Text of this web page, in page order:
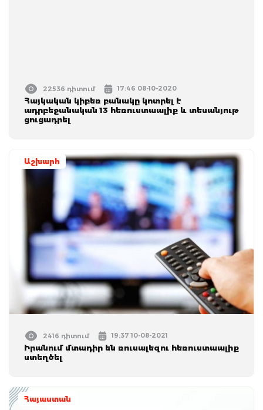
22536 դիտում 17:46 08-10-2020
Հայկական կիբեռ բանակը կոտրել է
ադրբեջանական 13 հեռուստաալիք և տեսանյութ
ցուցադրել
Աշխարհ
2416 դիտում 19:37 10-08-2021
Իրանում մտադիր են ռուսալեզու հեռուստաալիք
ստեղծել
Հայաստան